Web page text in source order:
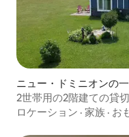
ニュー・ドミニオンの
2世帯用の2階建ての貸
ロケーション · 家族 · お